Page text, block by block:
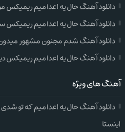
دانلود آهنگ حال یه اعدامیم ریمیکس
دانلود آهنگ حال یه اعدامیم ریمیکس
دانلود آهنگ شدم مجنون مشهور
دانلود آهنگ حال یه اعدامیم
آهنگ های ویژه
دانلود آهنگ حال یه اعدامیم که تو
اینستا